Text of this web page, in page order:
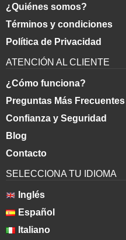
¿Quiénes somos?
Términos y condiciones
Política de Privacidad
ATENCIÓN AL CLIENTE
¿Cómo funciona?
Preguntas Más Frecuentes
Confianza y Seguridad
Blog
Contacto
SELECCIONA TU IDIOMA
Inglés
Español
Italiano